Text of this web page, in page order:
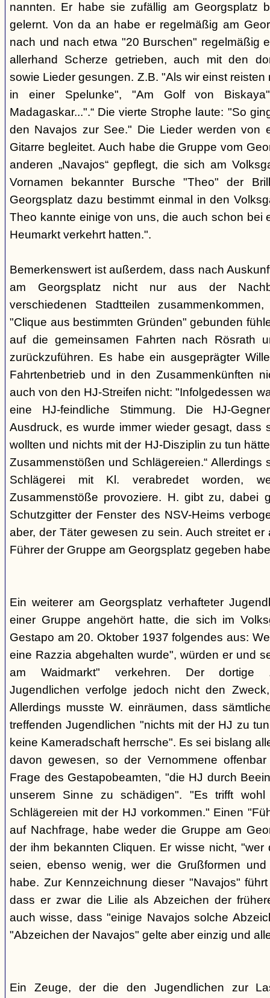
nannten. Er habe sie zufällig am Georgsplatz
gelernt. Von da an habe er regelmäßig am
nach und nach etwa "20 Burschen" regelmäßig
allerhand Scherze getrieben, auch mit den
sowie Lieder gesungen. Z.B. "Als wir einst
in einer Spelunke", "Am Golf von
Madagaskar...".“ Die vierte Strophe laute: "So
den Navajos zur See." Die Lieder werden von
Gitarre begleitet. Auch habe die Gruppe vom
anderen „Navajos“ gepflegt, die sich am
Vornamen bekannter Bursche "Theo" der
Georgsplatz dazu bestimmt einmal in den
Theo kannte einige von uns, die auch schon bei
Heumarkt verkehrt hatten.".
Bemerkenswert ist außerdem, dass nach
am Georgsplatz nicht nur aus der
verschiedenen Stadtteilen
"Clique aus bestimmten Gründen" gebunden
auf die gemeinsamen Fahrten nach Rösrath
zurückzuführen. Es habe ein ausgeprägter
Fahrtenbetrieb und in den Zusammenkünften
auch von den HJ-Streifen nicht: "Infolgedessen
eine HJ-feindliche Stimmung. Die HJ-
Ausdruck, es wurde immer wieder gesagt, dass
wollten und nichts mit der HJ-Disziplin zu tun
Zusammenstößen und Schlägereien.“ Allerdings
Schlägerei mit Kl. verabredet worden,
Zusammenstöße provoziere. H. gibt zu, dabei
Schutzgitter der Fenster des NSV-Heims
aber, der Täter gewesen zu sein. Auch streitet
Führer der Gruppe am Georgsplatz gegeben
Ein weiterer am Georgsplatz verhafteter
einer Gruppe angehört hatte, die sich im
Gestapo am 20. Oktober 1937 folgendes aus:
eine Razzia abgehalten wurde", würden er und
am Waidmarkt" verkehren. Der dortige
Jugendlichen verfolge jedoch nicht den
Allerdings musste W. einräumen, dass
treffenden Jugendlichen "nichts mit der HJ zu
keine Kameradschaft herrsche". Es sei bislang
davon gewesen, so der Vernommene
Frage des Gestapobeamten, "die HJ durch
unserem Sinne zu schädigen". "Es trifft
Schlägereien mit der HJ vorkommen." Einen
auf Nachfrage, habe weder die Gruppe am
der ihm bekannten Cliquen. Er wisse nicht, "wer
seien, ebenso wenig, wer die Grußformen
habe. Zur Kennzeichnung dieser "Navajos"
dass er zwar die Lilie als Abzeichen der
auch wisse, dass "einige Navajos solche
"Abzeichen der Navajos" gelte aber einzig und
Ein Zeuge, der die den Jugendlichen zur